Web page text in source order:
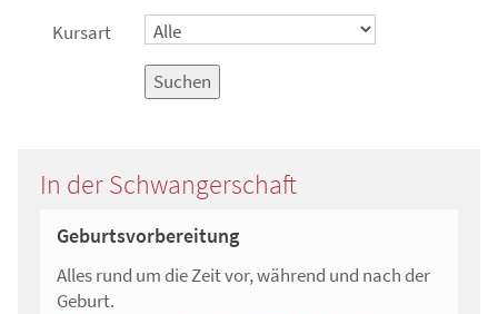
Kursart
Suchen
In der Schwangerschaft
Geburtsvorbereitung
Alles rund um die Zeit vor, während und nach der
Geburt.